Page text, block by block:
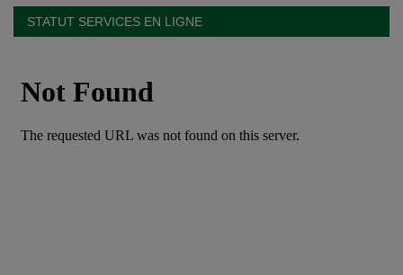
STATUT SERVICES EN LIGNE